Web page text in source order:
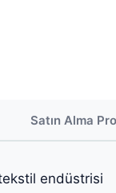
Satın Alma
endüstrisi